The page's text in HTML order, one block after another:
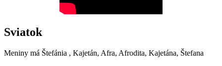
Sviatok
Meniny má Štefánia , Kajetán, Afra, Afrodita, Kajetána, Štefana